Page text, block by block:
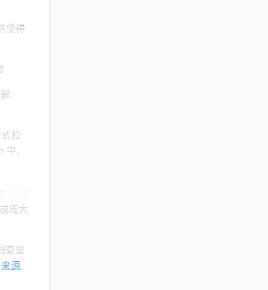
使得
检
。
庞大
查显
来源.